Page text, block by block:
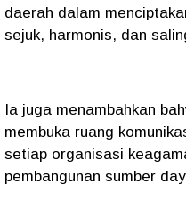
daerah dalam
sejuk, harmonis, dan
Ia juga menambahkan
membuka ruang
setiap organisasi
pembangunan sumber